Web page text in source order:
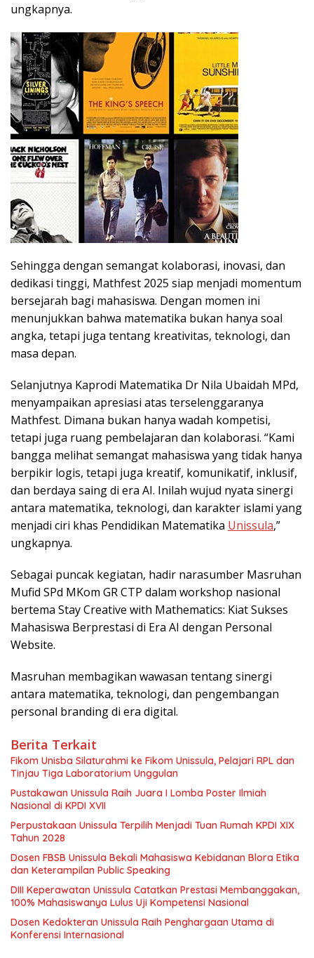
ungkapnya.
Sehingga dengan semangat kolaborasi, inovasi, dan
dedikasi tinggi, Mathfest 2025 siap menjadi momentum
bersejarah bagi mahasiswa. Dengan momen ini
menunjukkan bahwa matematika bukan hanya soal
angka, tetapi juga tentang kreativitas, teknologi, dan
masa depan.
Selanjutnya Kaprodi Matematika Dr Nila Ubaidah MPd,
menyampaikan apresiasi atas terselenggaranya
Mathfest. Dimana bukan hanya wadah kompetisi,
tetapi juga ruang pembelajaran dan kolaborasi. “Kami
bangga melihat semangat mahasiswa yang tidak hanya
berpikir logis, tetapi juga kreatif, komunikatif, inklusif,
dan berdaya saing di era AI. Inilah wujud nyata sinergi
antara matematika, teknologi, dan karakter islami yang
menjadi ciri khas Pendidikan Matematika Unissula,”
ungkapnya.
Sebagai puncak kegiatan, hadir narasumber Masruhan
Mufid SPd MKom GR CTP dalam workshop nasional
bertema Stay Creative with Mathematics: Kiat Sukses
Mahasiswa Berprestasi di Era AI dengan Personal
Website.
Masruhan membagikan wawasan tentang sinergi
antara matematika, teknologi, dan pengembangan
personal branding di era digital.
Berita Terkait
Fikom Unisba Silaturahmi ke Fikom Unissula, Pelajari RPL dan
Tinjau Tiga Laboratorium Unggulan
Pustakawan Unissula Raih Juara I Lomba Poster Ilmiah
Nasional di KPDI XVII
Perpustakaan Unissula Terpilih Menjadi Tuan Rumah KPDI XIX
Tahun 2028
Dosen FBSB Unissula Bekali Mahasiswa Kebidanan Blora Etika
dan Keterampilan Public Speaking
DIII Keperawatan Unissula Catatkan Prestasi Membanggakan,
100% Mahasiswanya Lulus Uji Kompetensi Nasional
Dosen Kedokteran Unissula Raih Penghargaan Utama di
Konferensi Internasional